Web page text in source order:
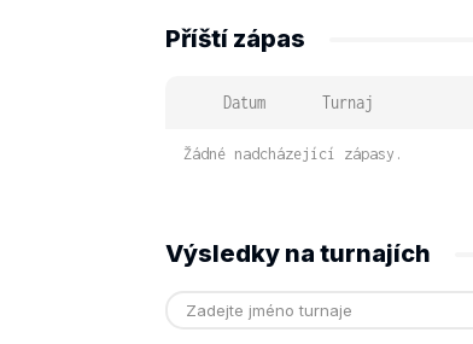
Příští zápas
Datum Turnaj
Žádné nadcházející zápasy.
Výsledky na turnajích